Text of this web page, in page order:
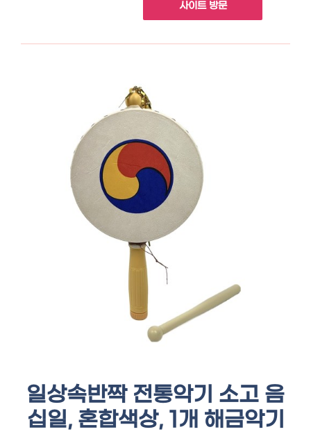
사이트 방문
일상속반짝 전통악기 소고 음
십일, 혼합색상, 1개 해금악기